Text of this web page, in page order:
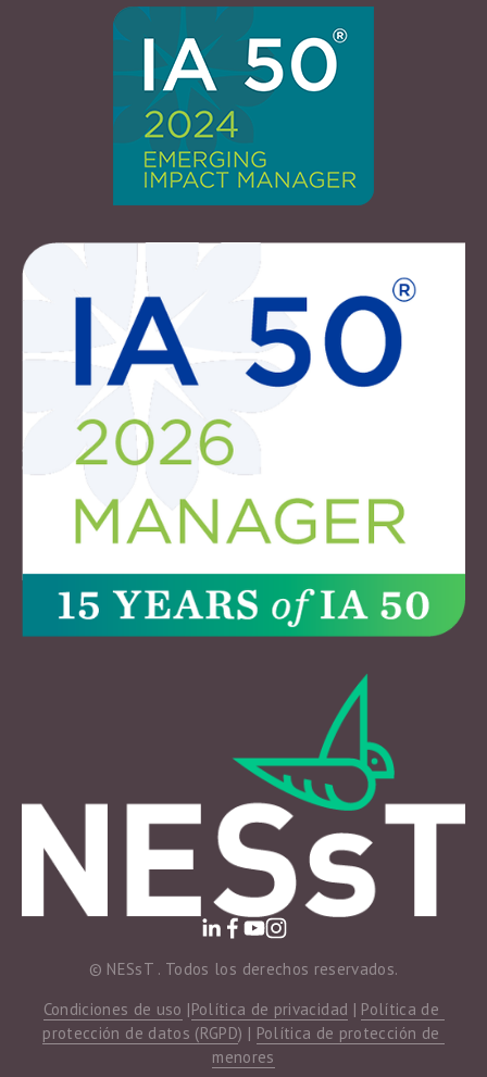
© NESsT . Todos los derechos reservados.
Condiciones de uso |Política de privacidad | Política de
protección de datos (RGPD) | Política de protección de
menores